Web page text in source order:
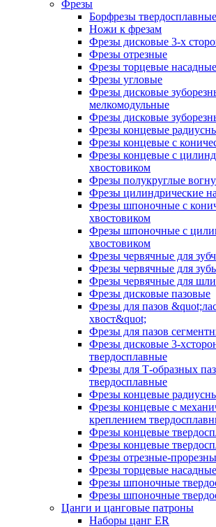
Фрезы
Борфрезы твердосплавные
Ножи к фрезам
Фрезы дисковые 3-х
Фрезы отрезные
Фрезы торцевые насадные
Фрезы угловые
Фрезы дисковые
мелкомодульные
Фрезы дисковые
Фрезы концевые
Фрезы концевые с
Фрезы концевые с
хвостовиком
Фрезы полукруглые
Фрезы цилиндрические
Фрезы шпоночные с
хвостовиком
Фрезы шпоночные с
хвостовиком
Фрезы червячные для
Фрезы червячные для
Фрезы червячные для
Фрезы дисковые пазовые
Фрезы для пазов
хвост&quot;
Фрезы для пазов
Фрезы дисковые 3-
твердосплавные
Фрезы для Т-образных
твердосплавные
Фрезы концевые
Фрезы концевые с
креплением
Фрезы концевые
Фрезы концевые
Фрезы отрезные-
Фрезы торцевые
Фрезы шпоночные
Фрезы шпоночные
Цанги и цанговые патроны
Наборы цанг ER